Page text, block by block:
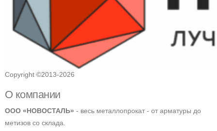
Copyright ©2013-2026
О компании
ООО «НОВОСТАЛЬ» - весь металлопрокат - от арматуры до
метизов со склада.